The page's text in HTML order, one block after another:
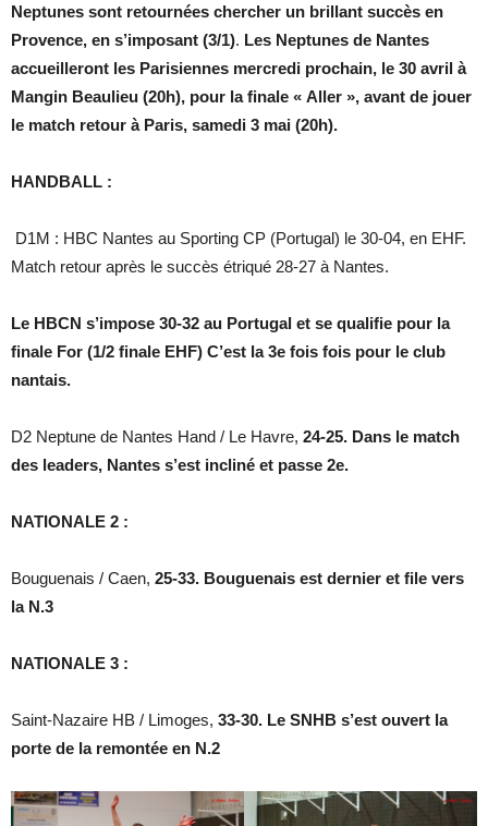
Neptunes sont retournées chercher un brillant succès en
Provence, en s’imposant (3/1). Les Neptunes de Nantes
accueilleront les Parisiennes mercredi prochain, le 30 avril à
Mangin Beaulieu (20h), pour la finale « Aller », avant de jouer
le match retour à Paris, samedi 3 mai (20h).
HANDBALL :
D1M : HBC Nantes au Sporting CP (Portugal) le 30-04, en EHF.
Match retour après le succès étriqué 28-27 à Nantes.
Le HBCN s’impose 30-32 au Portugal et se qualifie pour la
finale For (1/2 finale EHF) C’est la 3e fois fois pour le club
nantais.
D2 Neptune de Nantes Hand / Le Havre, 24-25. Dans le match
des leaders, Nantes s’est incliné et passe 2e.
NATIONALE 2 :
Bouguenais / Caen, 25-33. Bouguenais est dernier et file vers
la N.3
NATIONALE 3 :
Saint-Nazaire HB / Limoges, 33-30. Le SNHB s’est ouvert la
porte de la remontée en N.2